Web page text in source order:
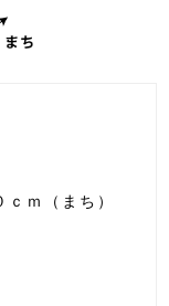
ｍ（まち）